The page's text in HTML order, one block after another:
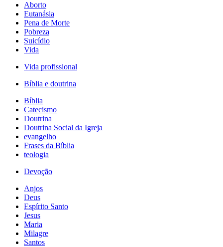
Aborto
Eutanásia
Pena de Morte
Pobreza
Suicídio
Vida
Vida profissional
Bíblia e doutrina
Bíblia
Catecismo
Doutrina
Doutrina Social da Igreja
evangelho
Frases da Bíblia
teologia
Devoção
Anjos
Deus
Espírito Santo
Jesus
Maria
Milagre
Santos